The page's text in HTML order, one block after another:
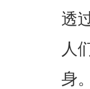
透
人
身。